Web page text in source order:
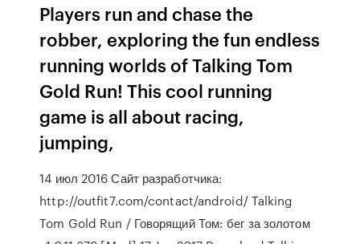
Players run and chase the
robber, exploring the fun endless
running worlds of Talking Tom
Gold Run! This cool running
game is all about racing,
jumping,
14 июл 2016 Сайт разработчика:
http://outfit7.com/contact/android/ Talking
Tom Gold Run / Говорящий Том: бег за золотом